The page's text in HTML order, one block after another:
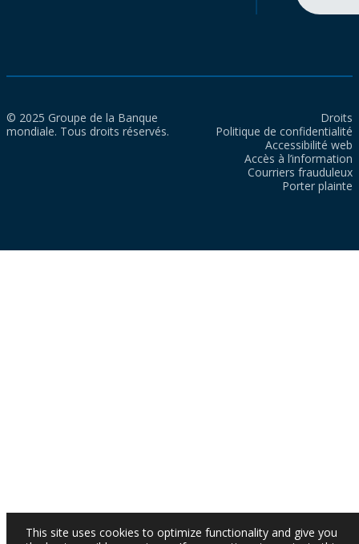
© 2025 Groupe de la Banque
mondiale. Tous droits réservés.
Droits
Politique de confidentialité
Accessibilité web
Accès à l’information
Courriers frauduleux
Porter plainte
This site uses cookies to optimize functionality and give you